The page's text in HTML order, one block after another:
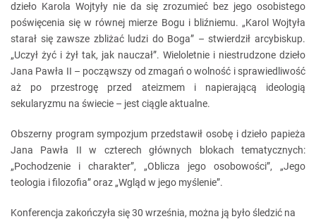
dzieło Karola Wojtyły nie da się zrozumieć bez jego osobistego
poświęcenia się w równej mierze Bogu i bliźniemu. „Karol Wojtyła
starał się zawsze zbliżać ludzi do Boga” – stwierdził arcybiskup.
„Uczył żyć i żył tak, jak nauczał”. Wieloletnie i niestrudzone dzieło
Jana Pawła II – począwszy od zmagań o wolność i sprawiedliwość
aż po przestrogę przed ateizmem i napierającą ideologią
sekularyzmu na świecie – jest ciągle aktualne.
Obszerny program sympozjum przedstawił osobę i dzieło papieża
Jana Pawła II w czterech głównych blokach tematycznych:
„Pochodzenie i charakter”, „Oblicza jego osobowości”, „Jego
teologia i filozofia” oraz „Wgląd w jego myślenie”.
Konferencja zakończyła się 30 września, można ją było śledzić na